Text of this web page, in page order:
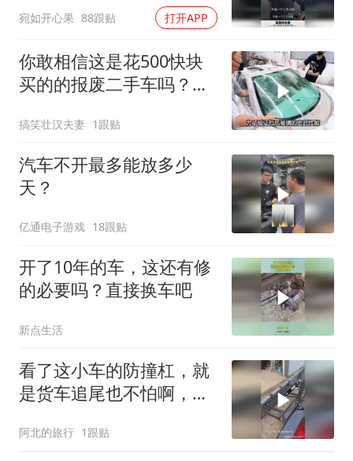
宛如开心果 88跟贴 打开APP
你敢相信这是花500快块
买的的报废二手车吗？改
搞笑壮汉夫妻 1跟贴
汽车不开最多能放多少
天？
亿通电子游戏 18跟贴
开了10年的车，这还有修
的必要吗？直接换车吧
新点生活
看了这小车的防撞杠，就
是货车追尾也不怕啊，还
阿北的旅行 1跟贴